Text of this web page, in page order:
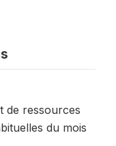
de ressources
du mois